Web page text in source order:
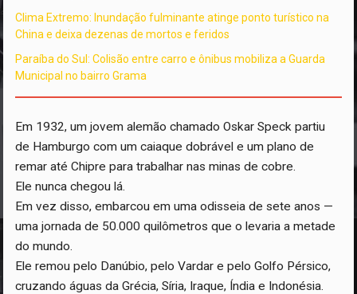
Clima Extremo: Inundação fulminante atinge ponto turístico na
China e deixa dezenas de mortos e feridos
Paraíba do Sul: Colisão entre carro e ônibus mobiliza a Guarda
Municipal no bairro Grama
Em 1932, um jovem alemão chamado Oskar Speck partiu
de Hamburgo com um caiaque dobrável e um plano de
remar até Chipre para trabalhar nas minas de cobre.
Ele nunca chegou lá.
Em vez disso, embarcou em uma odisseia de sete anos —
uma jornada de 50.000 quilômetros que o levaria a metade
do mundo.
Ele remou pelo Danúbio, pelo Vardar e pelo Golfo Pérsico,
cruzando águas da Grécia, Síria, Iraque, Índia e Indonésia.